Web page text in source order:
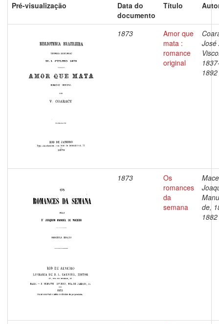
Pré-visualização
Data do
documento
Título
1873
Amor que
mata :
romance
original
José
1892
1873
Os
romances
da
semana
de,
1882